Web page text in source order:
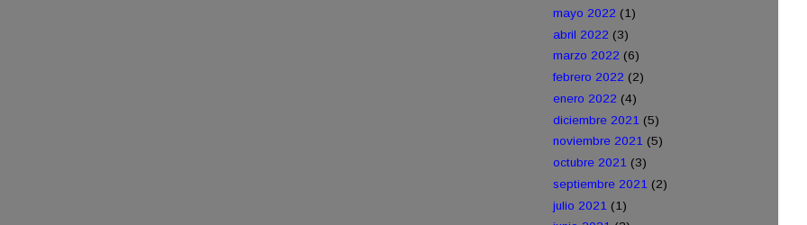
mayo 2022 (1)
abril 2022 (3)
marzo 2022 (6)
febrero 2022 (2)
enero 2022 (4)
diciembre 2021 (5)
noviembre 2021 (5)
octubre 2021 (3)
septiembre 2021 (2)
julio 2021 (1)